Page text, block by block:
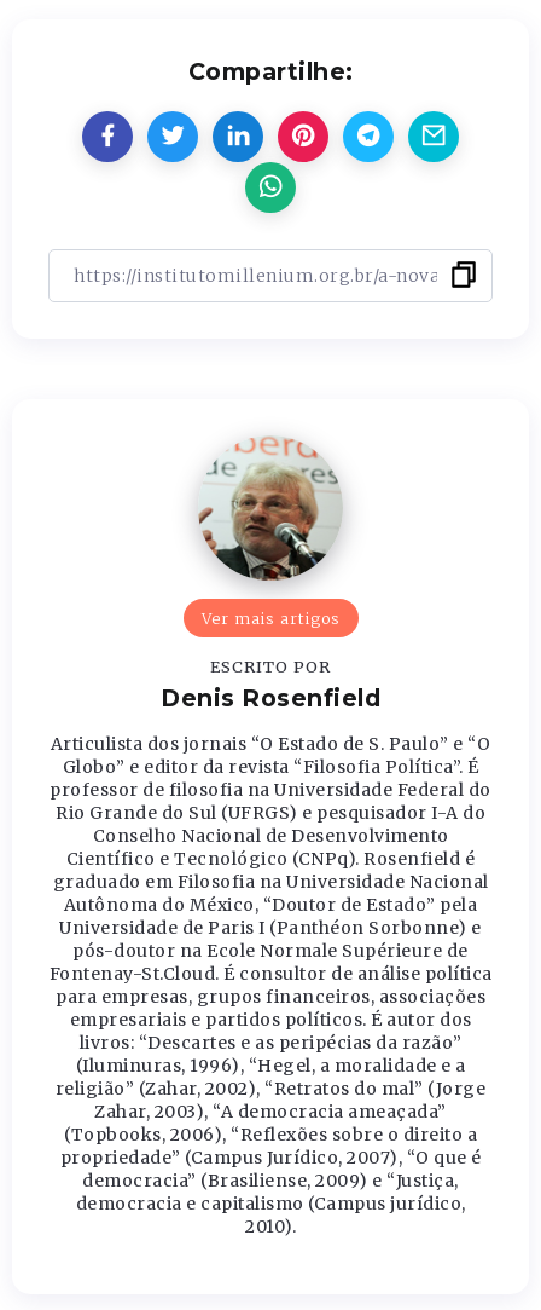
Compartilhe:
Ver mais artigos
ESCRITO POR
Denis Rosenfield
Articulista dos jornais “O Estado de S. Paulo” e “O
Globo” e editor da revista “Filosofia Política”. É
professor de filosofia na Universidade Federal do
Rio Grande do Sul (UFRGS) e pesquisador I-A do
Conselho Nacional de Desenvolvimento
Científico e Tecnológico (CNPq). Rosenfield é
graduado em Filosofia na Universidade Nacional
Autônoma do México, “Doutor de Estado” pela
Universidade de Paris I (Panthéon Sorbonne) e
pós-doutor na Ecole Normale Supérieure de
Fontenay-St.Cloud. É consultor de análise política
para empresas, grupos financeiros, associações
empresariais e partidos políticos. É autor dos
livros: “Descartes e as peripécias da razão”
(Iluminuras, 1996), “Hegel, a moralidade e a
religião” (Zahar, 2002), “Retratos do mal” (Jorge
Zahar, 2003), “A democracia ameaçada”
(Topbooks, 2006), “Reflexões sobre o direito a
propriedade” (Campus Jurídico, 2007), “O que é
democracia” (Brasiliense, 2009) e “Justiça,
democracia e capitalismo (Campus jurídico,
2010).